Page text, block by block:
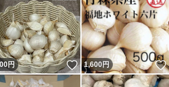
ね！
円 いいね！
1,600円